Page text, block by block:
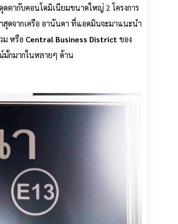
ดตากับคอนโดมิเนียมขนาดใหญ่ 2 โครงการ
ดจากเครือ อานันดา ที่แอดมินจะมาแนะนำ
ม หรือ Central Business District ของ
มั่กมากในหลายๆ ด้าน